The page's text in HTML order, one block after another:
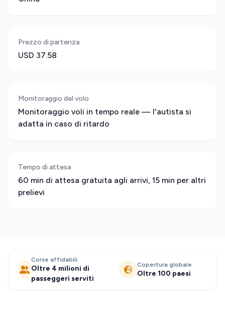
Prezzo di partenza
USD 37.58
Monitoraggio del volo
Monitoraggio voli in tempo reale — l'autista si
adatta in caso di ritardo
Tempo di attesa
60 min di attesa gratuita agli arrivi, 15 min per altri
prelievi
Corse affidabili
Oltre 4 milioni di
passeggeri serviti
Copertura globale
Oltre 100 paesi